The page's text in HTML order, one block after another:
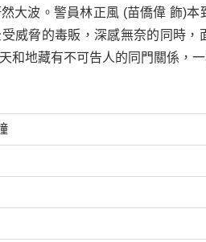
大波。警員林正風 (苗僑偉 飾)
威脅的毒販，深感無奈的同時，
和地藏有不可告人的同門關係，